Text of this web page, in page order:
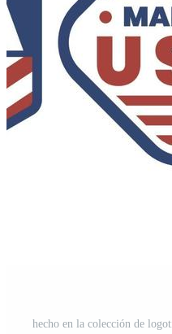
hecho en la colección de